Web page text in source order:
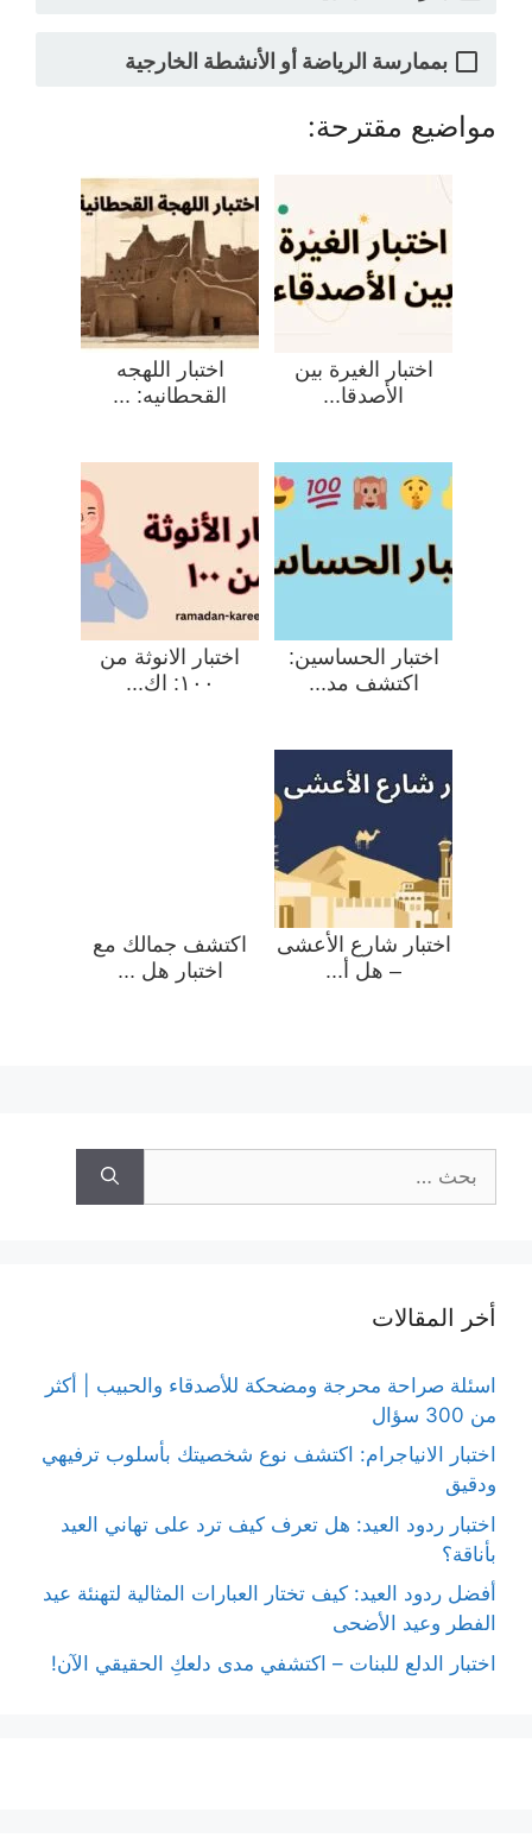
بممارسة الرياضة أو الأنشطة الخارجية
مواضيع مقترحة:
اختبار الغيرة بين
الأصدقا...
اختبار اللهجه
القحطانيه: ...
اختبار الحساسين:
اكتشف مد...
اختبار الانوثة من
١٠٠: اك...
اختبار شارع الأعشى
– هل أ...
اكتشف جمالك مع
اختبار هل ...
عن:
أخر المقالات
اسئلة صراحة محرجة ومضحكة للأصدقاء والحبيب | أكثر
من 300 سؤال
اختبار الانياجرام: اكتشف نوع شخصيتك بأسلوب ترفيهي
ودقيق
اختبار ردود العيد: هل تعرف كيف ترد على تهاني العيد
بأناقة؟
أفضل ردود العيد: كيف تختار العبارات المثالية لتهنئة عيد
الفطر وعيد الأضحى
اختبار الدلع للبنات – اكتشفي مدى دلعكِ الحقيقي الآن!